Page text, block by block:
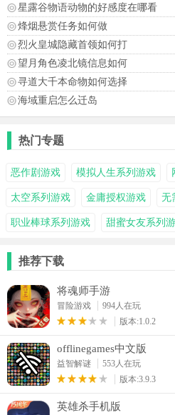
星露谷物语动物的好感度在哪看
烽烟悬赏任务如何做
烈火皇城隐藏首领如何打
望月角色凌北镜信息如何
寻道大千本命物如何选择
海域重启怎么迁岛
热门专题
恶作剧游戏 模拟人生系列游戏
太空系列游戏 金庸授权游戏 无
职业棒球系列游戏 甜蜜女友系列
推荐下载
将魂师手游
冒险游戏
994人在玩
版本:1.0.2
offlinegames中文版
益智解谜
553人在玩
版本:3.9.3
英雄杀手机版